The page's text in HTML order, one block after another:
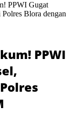
PPWI Gugat
Blora dengan
PPWI